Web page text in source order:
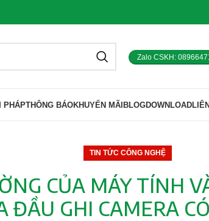
Zalo CSKH:
PHÁPTHÔNG BÁOKHUYẾN MÃIBLOGDOWNLOAD
TIN TỨC CÔNG NGHỆ
CỦA MÁY TÍNH
ĐẦU GHI CAMERA